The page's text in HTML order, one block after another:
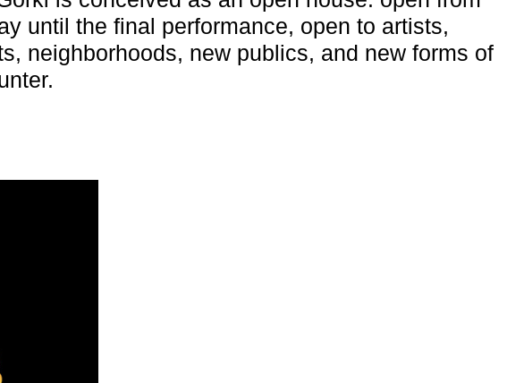
until the final performance, open to artists,
neighborhoods, new publics, and new forms of